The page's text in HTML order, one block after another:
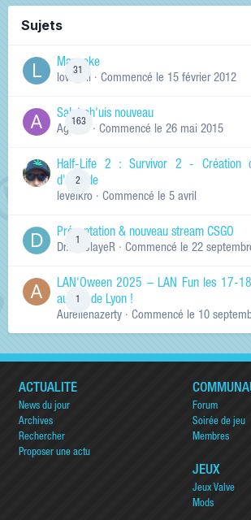
Sujets
31
Manneke
lowskill · Commencé le 15 février 2012
163
Salut ch'uis nouveau
Ag0Nie · Commencé le 26 mai 2015
2
Half-Life 2 : Survivor 2 - Création
d'arcade
levelkro · Commencé le 5 avril
1
Présentation & nouveau stream CSGO
Dr.KinSlayeR · Commencé le 22
1
LAN'Oween 2025 – LAN Fun les 17-
au sud de Lyon !
Aurelienazerty · Commencé le 10
ACTUALITÉ
News du jour
Archives
Rechercher
Proposer une actu
Forum
Soirée de jeu
Membres
JEUX
Jeux Valve
Mods